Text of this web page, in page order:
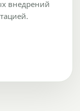
внедрений